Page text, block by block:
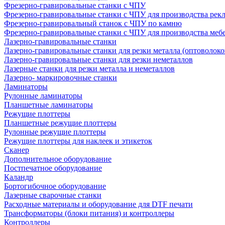
Фрезерно-гравировальные станки с ЧПУ
Фрезерно-гравировальные станки с ЧПУ для производства
Фрезерно-гравировальный станок с ЧПУ по камню
Фрезерно-гравировальные станки с ЧПУ для производства
Лазерно-гравировальные станки
Лазерно-гравировальные станки для резки металла
Лазерно-гравировальные станки для резки неметаллов
Лазерные станки для резки металла и неметаллов
Лазерно- маркировочные станки
Ламинаторы
Рулонные ламинаторы
Планшетные ламинаторы
Режущие плоттеры
Планшетные режущие плоттеры
Рулонные режущие плоттеры
Режущие плоттеры для наклеек и этикеток
Сканер
Дополнительное оборудование
Постпечатное оборудование
Каландр
Бортогибочное оборудование
Лазерные сварочные станки
Расходные материалы и оборудование для DTF печати
Трансформаторы (блоки питания) и контроллеры
Контроллеры